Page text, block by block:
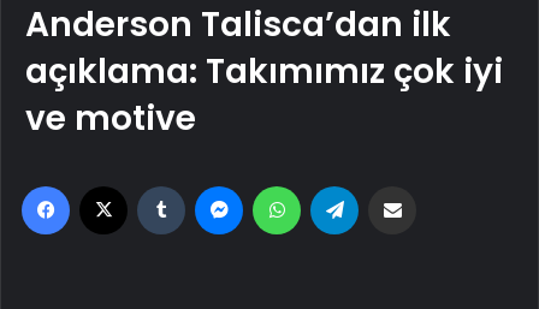
Anderson Talisca’dan ilk
açıklama: Takımımız çok iyi
ve motive
Facebook Tumblr MessengerWhatsApp